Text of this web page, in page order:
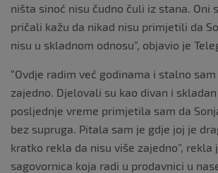
ništa sinoć nisu čudno čuli iz stana. Oni
pričali kažu da nikad nisu primjetili da
nisu u skladnom odnosu”, objavio je
“Ovdje radim već godinama i stalno
zajedno. Djelovali su kao divan i
posljednje vreme primjetila sam da
bez supruga. Pitala sam je gdje joj je
kratko rekla da nisu više zajedno”, rekla
sagovornica koja radi u prodavnici u